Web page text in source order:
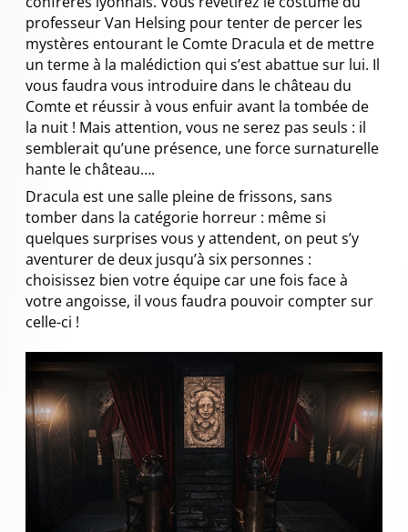
professeur Van Helsing pour tenter de percer les
mystères entourant le Comte Dracula et de mettre
un terme à la malédiction qui s’est abattue sur lui. Il
vous faudra vous introduire dans le château du
Comte et réussir à vous enfuir avant la tombée de
la nuit ! Mais attention, vous ne serez pas seuls : il
semblerait qu’une présence, une force surnaturelle
hante le château….
Dracula est une salle pleine de frissons, sans
tomber dans la catégorie horreur : même si
quelques surprises vous y attendent, on peut s’y
aventurer de deux jusqu’à six personnes :
choisissez bien votre équipe car une fois face à
votre angoisse, il vous faudra pouvoir compter sur
celle-ci !